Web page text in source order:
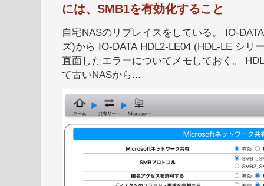
には、SMB1を有効化すること
自宅NASのリプレイスをしている。 IO-
ズ)から IO-DATA HDL2-LE04 (HDL-LE シリ
直面したエラーについてメモしておく。
て古いNASから...